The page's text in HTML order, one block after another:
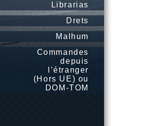
Librarias
Drets
Malhum
Commandes
depuis
l’étranger
(Hors UE) ou
DOM-TOM